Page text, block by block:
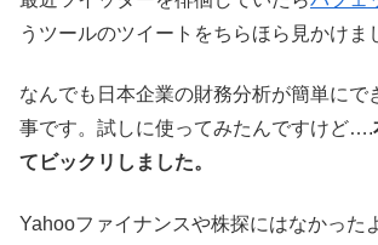
うツールのツイートをちらほら見かけま
なんでも日本企業の財務分析が簡単にで
事です。試しに使ってみたんですけど….
てビックリしました。
Yahooファイナンスや株探にはなかった